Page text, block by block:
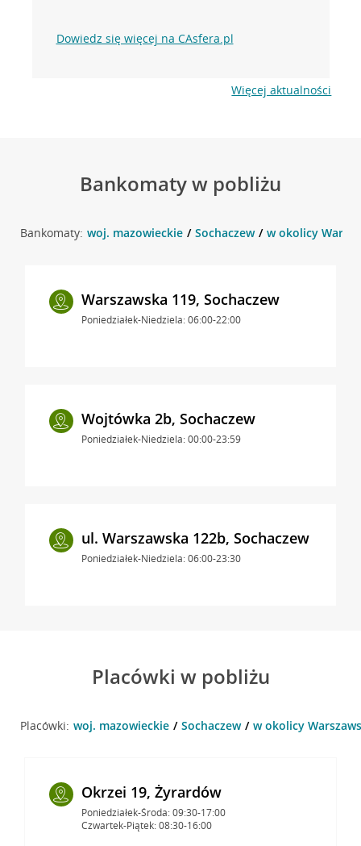
Dowiedz się więcej na CAsfera.pl
Więcej aktualności
Bankomaty w pobliżu
Bankomaty: woj. mazowieckie Sochaczew w okolicy
Warszawska 119, Sochaczew
Poniedziałek-Niedziela: 06:00-22:00
Wojtówka 2b, Sochaczew
Poniedziałek-Niedziela: 00:00-23:59
ul. Warszawska 122b, Sochaczew
Poniedziałek-Niedziela: 06:00-23:30
Placówki w pobliżu
Placówki: woj. mazowieckie Sochaczew w okolicy
Okrzei 19, Żyrardów
Poniedziałek-Środa: 09:30-17:00
Czwartek-Piątek: 08:30-16:00